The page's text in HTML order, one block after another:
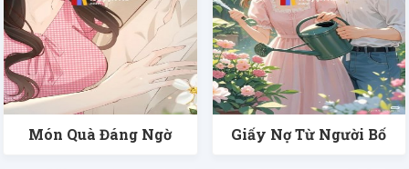
Món Quà Đáng Ngờ Giấy Nợ Từ Người Bố